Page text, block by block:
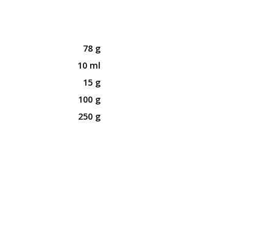
78 g
10 ml
15 g
100 g
250 g